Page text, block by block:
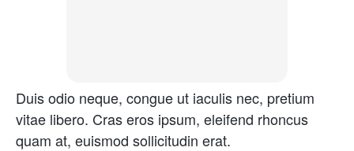
Duis odio neque, congue ut iaculis nec, pretium
vitae libero. Cras eros ipsum, eleifend rhoncus
quam at, euismod sollicitudin erat.